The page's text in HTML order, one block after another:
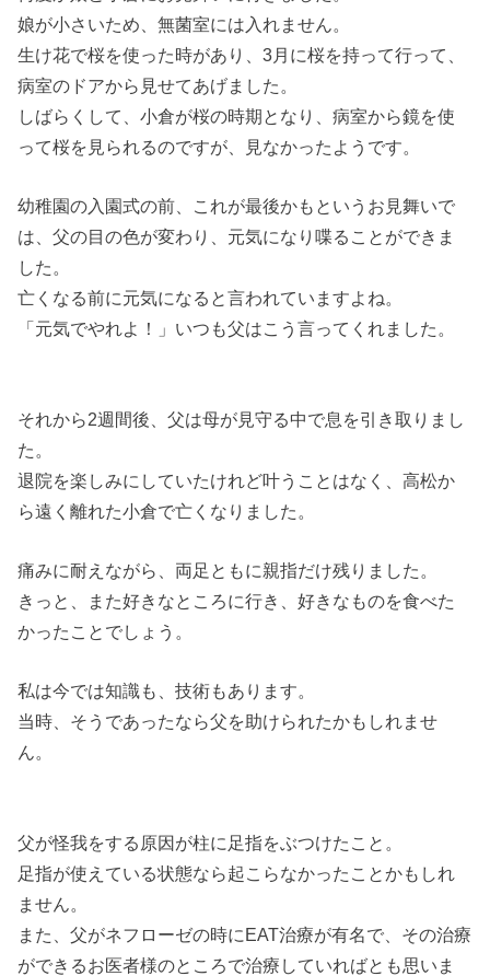
娘が小さいため、無菌室には入れません。
生け花で桜を使った時があり、3月に桜を持って行って、
病室のドアから見せてあげました。
しばらくして、小倉が桜の時期となり、病室から鏡を使
って桜を見られるのですが、見なかったようです。
幼稚園の入園式の前、これが最後かもというお見舞いで
は、父の目の色が変わり、元気になり喋ることができま
した。
亡くなる前に元気になると言われていますよね。
「元気でやれよ！」いつも父はこう言ってくれました。
それから2週間後、父は母が見守る中で息を引き取りまし
た。
退院を楽しみにしていたけれど叶うことはなく、高松か
ら遠く離れた小倉で亡くなりました。
痛みに耐えながら、両足ともに親指だけ残りました。
きっと、また好きなところに行き、好きなものを食べた
かったことでしょう。
私は今では知識も、技術もあります。
当時、そうであったなら父を助けられたかもしれませ
ん。
父が怪我をする原因が柱に足指をぶつけたこと。
足指が使えている状態なら起こらなかったことかもしれ
ません。
また、父がネフローゼの時にEAT治療が有名で、その治療
ができるお医者様のところで治療していればとも思いま